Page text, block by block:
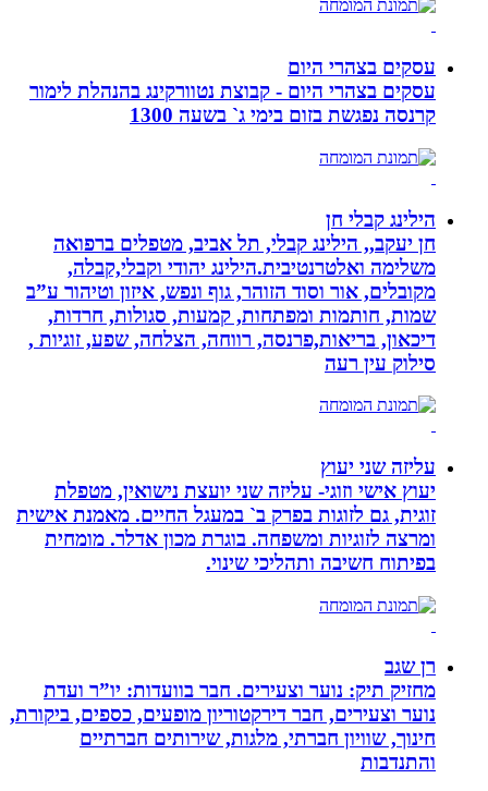
עסקים בצהרי היום
עסקים בצהרי היום - קבוצת נטוורקינג בהנהלת לימור
קרנסה נפגשת בזום בימי ג` בשעה 1300
הילינג קבלי חן
חן יעקב,, הילינג קבלי, תל אביב, מטפלים ברפואה
משלימה ואלטרנטיבית.הילינג יהודי וקבלי,קבלה,
מקובלים, אור וסוד הזוהר, גוף ונפש, איזון וטיהור ע”ב
שמות, חותמות ומפתחות, קמעות, סגולות, חרדות,
דיכאון, בריאות,פרנסה, רווחה, הצלחה, שפע, זוגיות ,
סילוק עין רעה
עליזה שני יעוץ
יעוץ אישי וזוגי- עליזה שני יועצת נישואין, מטפלת
זוגית, גם לזוגות בפרק ב` במעגל החיים. מאמנת אישית
ומרצה לזוגיות ומשפחה. בוגרת מכון אדלר. מומחית
בפיתוח חשיבה ותהליכי שינוי.
רן שגב
מחזיק תיק: נוער וצעירים. חבר בוועדות: יו”ר ועדת
נוער וצעירים, חבר דירקטוריון מופעים, כספים, ביקורת,
חינוך, שוויון חברתי, מלגות, שירותים חברתיים
והתנדבות